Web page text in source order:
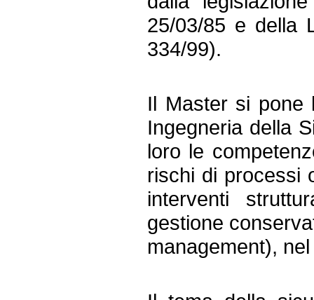
25/03/85 e della
334/99).
Il Master si pone
Ingegneria della
loro le
rischi di processi
interventi
gestione
management),